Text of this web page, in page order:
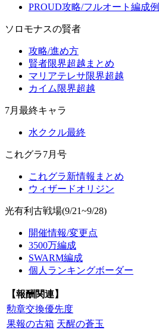
PROUD攻略/フルオート編成例
ソロモナスの賢者
攻略/進め方
賢者限界超越まとめ
マリアテレサ限界超越
カイム限界超越
7月最終キャラ
水ククル最終
これグラ7月号
これグラ新情報まとめ
ウィザードオリジン
光有利古戦場(9/21~9/28)
開催情報/変更点
3500万編成
SWARM編成
個人ランキングボーダー
【報酬関連】
勲章交換優先度
果報の古箱 天醒の蒼玉